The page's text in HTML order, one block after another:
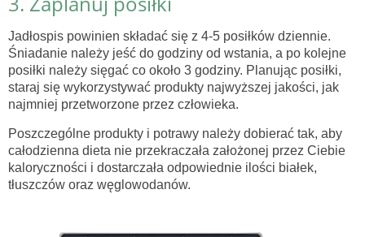
Jadłospis powinien składać się z 4-5 posiłków dziennie.
Śniadanie należy jeść do godziny od wstania, a po kolejne
posiłki należy sięgać co około 3 godziny. Planując posiłki,
staraj się wykorzystywać produkty najwyższej jakości, jak
najmniej przetworzone przez człowieka.
Poszczególne produkty i potrawy należy dobierać tak, aby
całodzienna dieta nie przekraczała założonej przez Ciebie
kaloryczności i dostarczała odpowiednie ilości białek,
tłuszczów oraz węglowodanów.